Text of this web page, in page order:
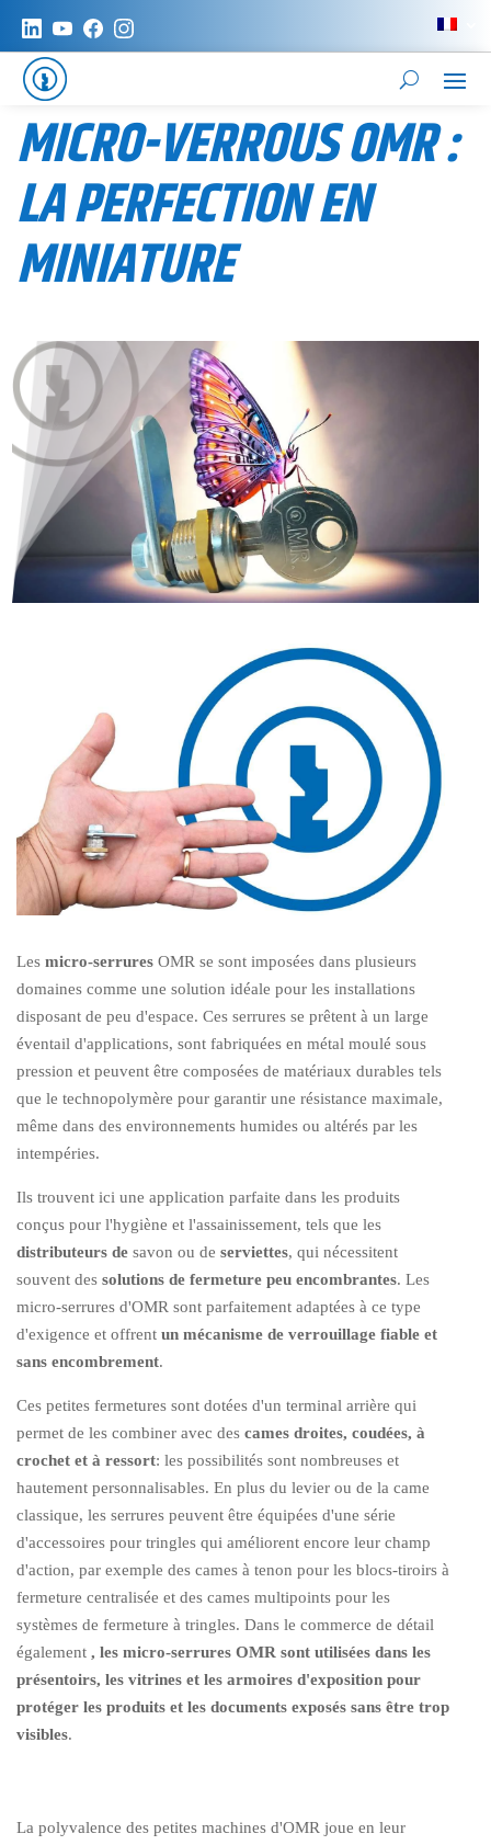
MICRO-VERROUS OMR :
LA PERFECTION EN
MINIATURE
Les micro-serruresOMR se sont imposées dans plusieurs
domaines comme une solution idéale pour les installations
disposant de peu d'espace. Ces serrures se prêtent à un large
éventail d'applications, sont fabriquées en métal moulé sous
pression et peuvent être composées de matériaux durables tels
que le technopolymère pour garantir une résistance maximale,
même dans des environnements humides ou altérés par les
intempéries.
Ils trouvent ici une application parfaite dans les produits
conçus pour l'hygiène et l'assainissement, tels que les
distributeurs desavon ou de serviettes, qui nécessitent
souvent des solutions de fermeture peu encombrantes. Les
micro-serrures d'OMR sont parfaitement adaptées à ce type
d'exigence et offrent un mécanisme de verrouillage fiable et
sans encombrement.
Ces petites fermetures sont dotées d'un terminal arrière qui
permet de les combiner avec des cames droites, coudées, à
crochet et à ressort: les possibilités sont nombreuses et
hautement personnalisables. En plus du levier ou de la came
classique, les serrures peuvent être équipées d'une série
d'accessoires pour tringles qui améliorent encore leur champ
d'action, par exemple des cames à tenon pour les blocs-tiroirs à
fermeture centralisée et des cames multipoints pour les
systèmes de fermeture à tringles. Dans le commerce de détail
également , les micro-serrures OMR sont utilisées dans les
présentoirs, les vitrines et les armoires d'exposition pour
protéger les produits et les documents exposés sans être trop
visibles.
La polyvalence des petites machines d'OMR joue en leur